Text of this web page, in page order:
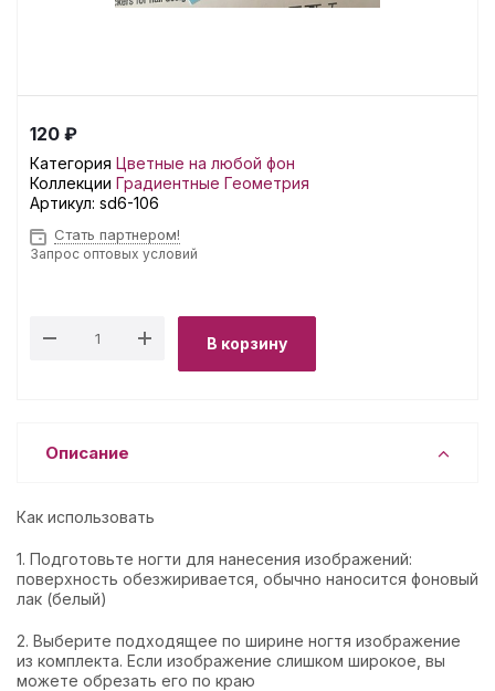
120 ₽
Категория Цветные на любой фон
Коллекции Градиентные Геометрия
Артикул: sd6-106
Стать партнером!
Запрос оптовых условий
В корзину
Описание
Как использовать
1. Подготовьте ногти для нанесения изображений:
поверхность обезжиривается, обычно наносится фоновый
лак (белый)
2. Выберите подходящее по ширине ногтя изображение
из комплекта. Если изображение слишком широкое, вы
можете обрезать его по краю